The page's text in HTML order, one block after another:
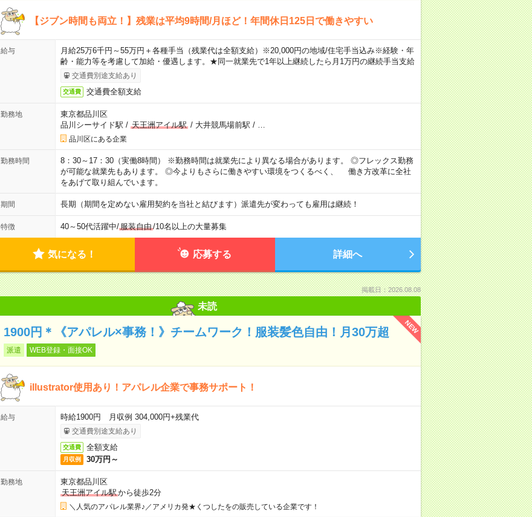
【ジブン時間も両立！】残業は平均9時間/月ほど！年間休日125日で働きやすい
給与
月給25万6千円～55万円＋各種手当（残業代は全額支給）※20,000円の地域/住宅手当込み※経験・年
齢・能力等を考慮して加給・優遇します。★同一就業先で1年以上継続したら月1万円の継続手当支給
交通費別途支給あり
交通費 交通費全額支給
勤務地
東京都品川区
品川シーサイド駅 / 天王洲アイル駅/ 大井競馬場前駅 /
品川区にある企業
勤務時間
8：30～17：30（実働8時間） ※勤務時間は就業先により異なる場合があります。 ◎フレックス勤務
が可能な就業先もあります。 ◎今よりもさらに働きやすい環境をつくるべく、 働き方改革に全社
をあげて取り組んでいます。
期間 長期（期間を定めない雇用契約を当社と結びます）派遣先が変わっても雇用は継続！
特徴 40～50代活躍中/服装自由/10名以上の大量募集
気になる！ 応募する 詳細へ
掲載日：2026.08.08
未読
NEW
1900円＊《アパレル×事務！》チームワーク！服装髪色自由！月30万超
派遣 WEB登録・面接OK
illustrator使用あり！アパレル企業で事務サポート！
給与 時給1900円 月収例 304,000円+残業代
交通費別途支給あり
交通費 全額支給
月収例 30万円～
勤務地
東京都品川区
天王洲アイル駅から徒歩2分
＼人気のアパレル業界♪／アメリカ発★くつしたをの販売している企業です！